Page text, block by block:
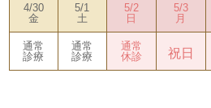
4/30
金
5/1
土
5/2
日
5/3
月
通常
診療
通常
診療
通常
休診
祝日